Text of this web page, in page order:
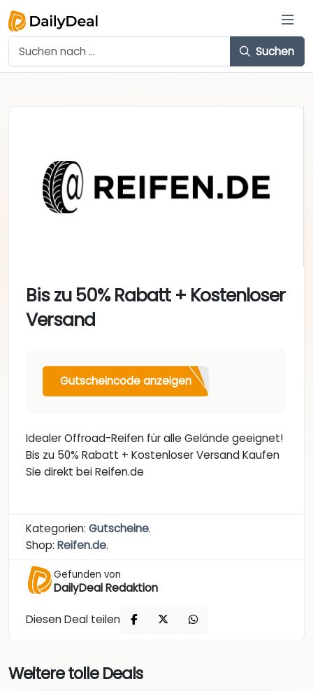
Suchen
Bis zu 50% Rabatt + Kostenloser
Versand
Gutscheincode anzeigen
Idealer Offroad-Reifen für alle Gelände geeignet!
Bis zu 50% Rabatt + Kostenloser Versand Kaufen
Sie direkt bei Reifen.de
Kategorien: Gutscheine.
Shop: Reifen.de.
Gefunden von
DailyDeal Redaktion
Diesen Deal teilen
Weitere tolle Deals